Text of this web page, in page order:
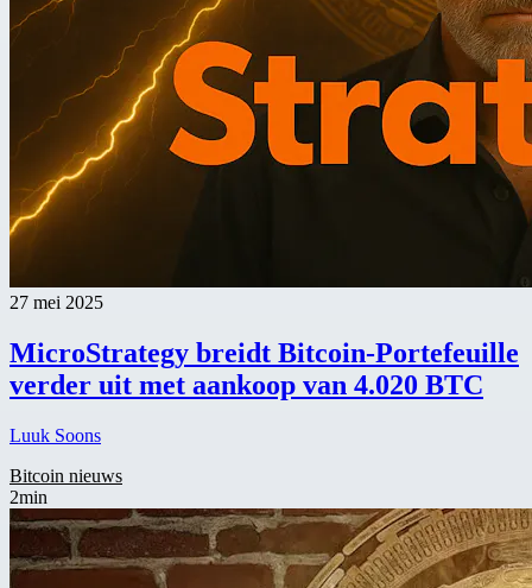
27 mei 2025
MicroStrategy breidt Bitcoin-Portefeuille
verder uit met aankoop van 4.020 BTC
Luuk Soons
Bitcoin nieuws
2min